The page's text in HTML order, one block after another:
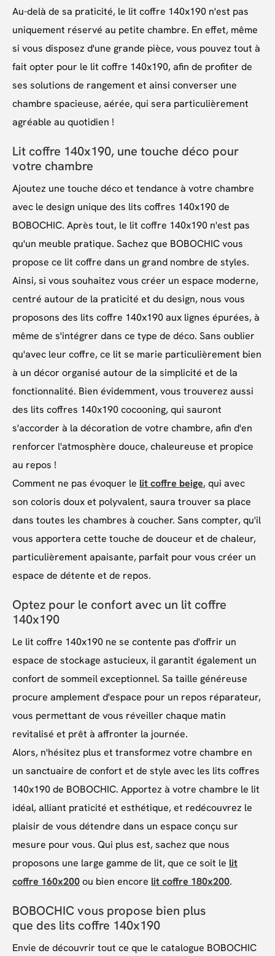
Au-delà de sa praticité, le lit coffre 140x190 n'est pas
uniquement réservé au petite chambre. En effet, même
si vous disposez d'une grande pièce, vous pouvez tout à
fait opter pour le lit coffre 140x190, afin de profiter de
ses solutions de rangement et ainsi converser une
chambre spacieuse, aérée, qui sera particulièrement
agréable au quotidien !
Lit coffre 140x190, une touche déco pour
votre chambre
Ajoutez une touche déco et tendance à votre chambre
avec le design unique des lits coffres 140x190 de
BOBOCHIC. Après tout, le lit coffre 140x190 n'est pas
qu'un meuble pratique. Sachez que BOBOCHIC vous
propose ce lit coffre dans un grand nombre de styles.
Ainsi, si vous souhaitez vous créer un espace moderne,
centré autour de la praticité et du design, nous vous
proposons des lits coffre 140x190 aux lignes épurées, à
même de s'intégrer dans ce type de déco. Sans oublier
qu'avec leur coffre, ce lit se marie particulièrement bien
à un décor organisé autour de la simplicité et de la
fonctionnalité. Bien évidemment, vous trouverez aussi
des lits coffres 140x190 cocooning, qui sauront
s'accorder à la décoration de votre chambre, afin d'en
renforcer l'atmosphère douce, chaleureuse et propice
au repos !
Comment ne pas évoquer le lit coffre beige, qui avec
son coloris doux et polyvalent, saura trouver sa place
dans toutes les chambres à coucher. Sans compter, qu'il
vous apportera cette touche de douceur et de chaleur,
particulièrement apaisante, parfait pour vous créer un
espace de détente et de repos.
Optez pour le confort avec un lit coffre
140x190
Le lit coffre 140x190 ne se contente pas d'offrir un
espace de stockage astucieux, il garantit également un
confort de sommeil exceptionnel. Sa taille généreuse
procure amplement d'espace pour un repos réparateur,
vous permettant de vous réveiller chaque matin
revitalisé et prêt à affronter la journée.
Alors, n'hésitez plus et transformez votre chambre en
un sanctuaire de confort et de style avec les lits coffres
140x190 de BOBOCHIC. Apportez à votre chambre le lit
idéal, alliant praticité et esthétique, et redécouvrez le
plaisir de vous détendre dans un espace conçu sur
mesure pour vous. Qui plus est, sachez que nous
proposons une large gamme de lit, que ce soit le lit
coffre 160x200ou bien encore lit coffre 180x200.
BOBOCHIC vous propose bien plus
que des lits coffre 140x190
Envie de découvrir tout ce que le catalogue BOBOCHIC